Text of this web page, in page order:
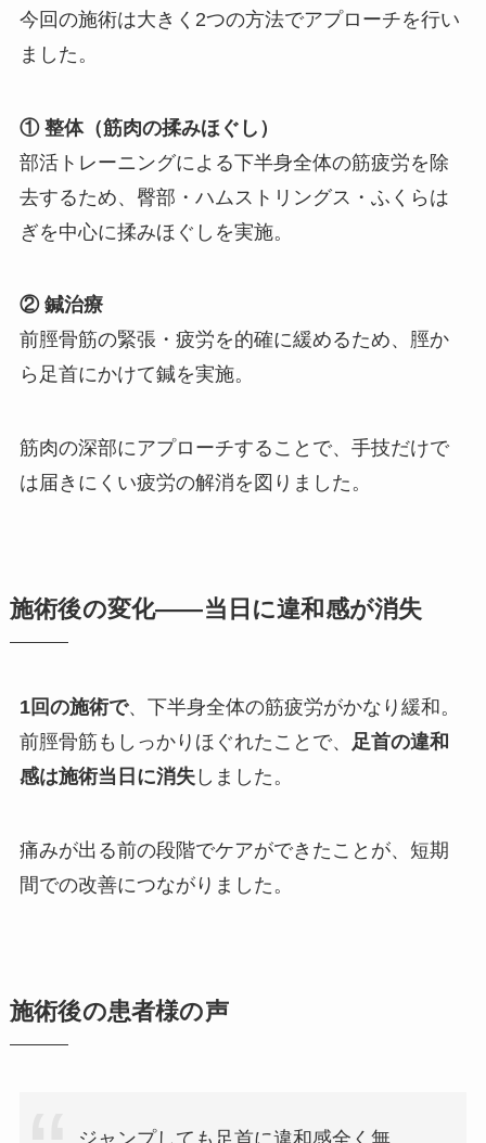
今回の施術は大きく2つの方法でアプローチを行い
ました。
① 整体（筋肉の揉みほぐし）
部活トレーニングによる下半身全体の筋疲労を除
去するため、臀部・ハムストリングス・ふくらは
ぎを中心に揉みほぐしを実施。
② 鍼治療
前脛骨筋の緊張・疲労を的確に緩めるため、脛か
ら足首にかけて鍼を実施。
筋肉の深部にアプローチすることで、手技だけで
は届きにくい疲労の解消を図りました。
施術後の変化——当日に違和感が消失
1回の施術で、下半身全体の筋疲労がかなり緩和。
前脛骨筋もしっかりほぐれたことで、 足首の違和
感は施術当日に消失しました。
痛みが出る前の段階でケアができたことが、短期
間での改善につながりました。
施術後の患者様の声